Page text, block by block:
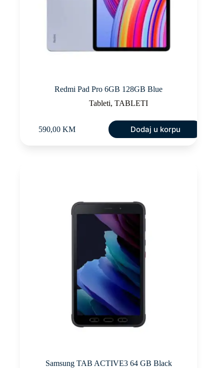
Redmi Pad Pro 6GB 128GB Blue
Tableti,TABLETI
590,00 KM Dodaj u korpu
Samsung TAB ACTIVE3 64 GB Black